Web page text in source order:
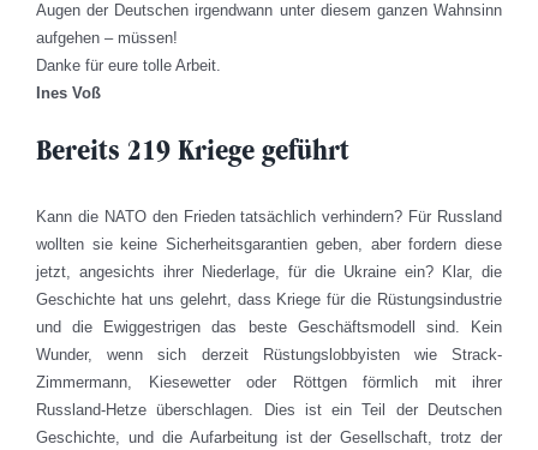
Augen der Deutschen irgendwann unter diesem ganzen Wahnsinn
aufgehen – müssen!
Danke für eure tolle Arbeit.
Ines Voß
Bereits 219 Kriege geführt
Kann die NATO den Frieden tatsächlich verhindern? Für Russland
wollten sie keine Sicherheitsgarantien geben, aber fordern diese
jetzt, angesichts ihrer Niederlage, für die Ukraine ein? Klar, die
Geschichte hat uns gelehrt, dass Kriege für die Rüstungsindustrie
und die Ewiggestrigen das beste Geschäftsmodell sind. Kein
Wunder, wenn sich derzeit Rüstungslobbyisten wie Strack-
Zimmermann, Kiesewetter oder Röttgen förmlich mit ihrer
Russland-Hetze überschlagen. Dies ist ein Teil der Deutschen
Geschichte, und die Aufarbeitung ist der Gesellschaft, trotz der